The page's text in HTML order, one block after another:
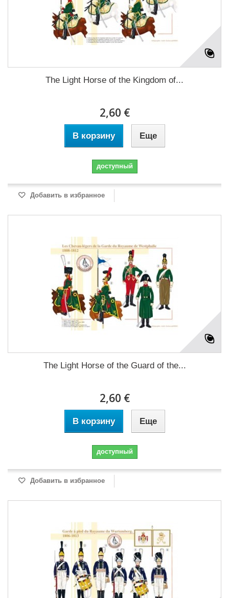
The Light Horse of the Kingdom of...
2,60 €
В корзину Еще
доступный
Добавить в избранное
The Light Horse of the Guard of the...
2,60 €
В корзину Еще
доступный
Добавить в избранное